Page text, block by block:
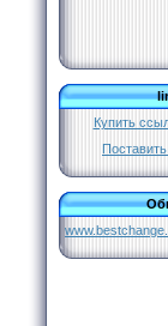
Купить